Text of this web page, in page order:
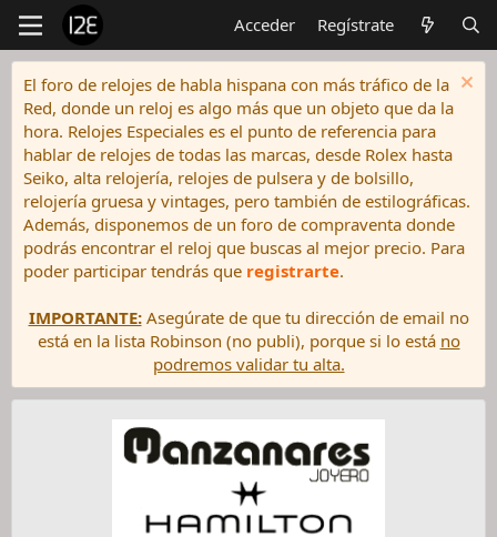
Acceder Regístrate
El foro de relojes de habla hispana con más tráfico de la
Red, donde un reloj es algo más que un objeto que da la
hora. Relojes Especiales es el punto de referencia para
hablar de relojes de todas las marcas, desde Rolex hasta
Seiko, alta relojería, relojes de pulsera y de bolsillo,
relojería gruesa y vintages, pero también de estilográficas.
Además, disponemos de un foro de compraventa donde
podrás encontrar el reloj que buscas al mejor precio. Para
poder participar tendrás que registrarte.
IMPORTANTE:Asegúrate de que tu dirección de email no
está en la lista Robinson (no publi), porque si lo está no
podremos validar tu alta.